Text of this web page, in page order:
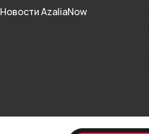
Новости AzaliaNow